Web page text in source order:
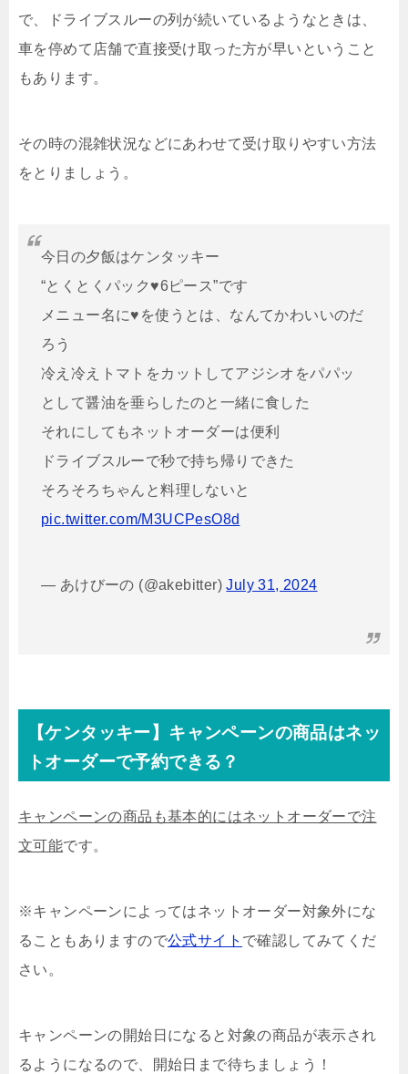
で、ドライブスルーの列が続いているようなときは、
車を停めて店舗で直接受け取った方が早いということ
もあります。
その時の混雑状況などにあわせて受け取りやすい方法
をとりましょう。
今日の夕飯はケンタッキー
“とくとくパック♥6ピース”です
メニュー名に♥を使うとは、なんてかわいいのだ
ろう
冷え冷えトマトをカットしてアジシオをパパッ
として醤油を垂らしたのと一緒に食した
それにしてもネットオーダーは便利
ドライブスルーで秒で持ち帰りできた
そろそろちゃんと料理しないと
pic.twitter.com/M3UCPesO8d
— あけびーの (@akebitter)July 31, 2024
【ケンタッキー】キャンペーンの商品はネッ
トオーダーで予約できる？
キャンペーンの商品も基本的にはネットオーダーで注
文可能です。
※キャンペーンによってはネットオーダー対象外にな
ることもありますので公式サイト で確認してみてくだ
さい。
キャンペーンの開始日になると対象の商品が表示され
るようになるので、
開始日まで待ちましょう！